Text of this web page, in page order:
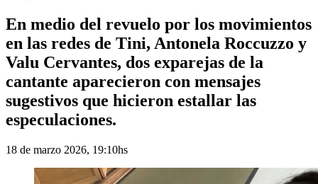
En medio del revuelo por los movimientos
en las redes de Tini, Antonela Roccuzzo y
Valu Cervantes, dos exparejas de la
cantante aparecieron con mensajes
sugestivos que hicieron estallar las
especulaciones.
18 de marzo 2026, 19:10hs